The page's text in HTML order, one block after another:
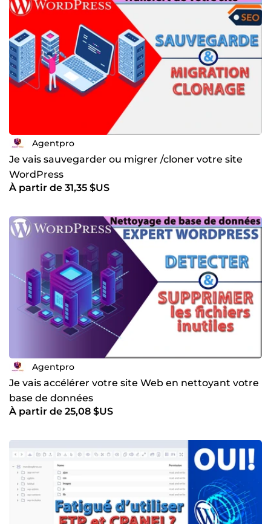
Agentpro
Je vais sauvegarder ou migrer /cloner votre site
WordPress
À partir de 31,35 $US
Agentpro
Je vais accélérer votre site Web en nettoyant votre
base de données
À partir de 25,08 $US